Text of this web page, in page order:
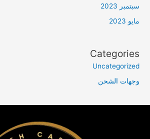
سبتمبر 2023
مايو 2023
Categories
Uncategorized
وجهات الشحن